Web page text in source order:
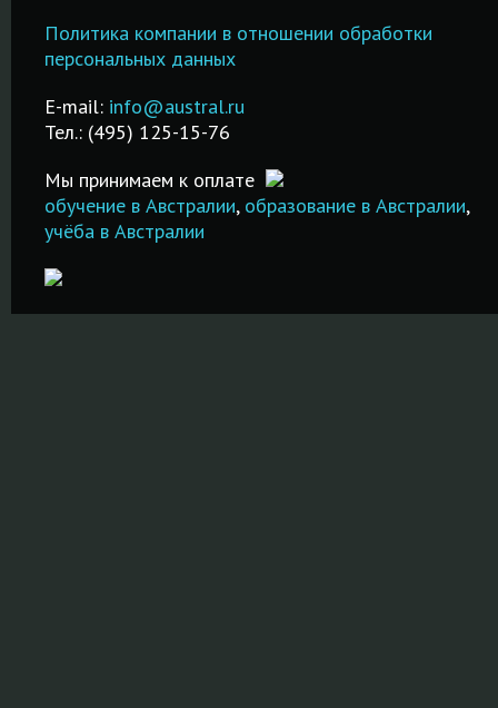
менеджменту за
рубежом в
специализированных
школах и вузах!
ПОДРОБНЕЕ
Удобный
поисковик
русском языке!
Бесплатная
подаче
документов!
месяцев!
Политика компании в отношении обработки
персональных данных
E-mail: info@austral.ru
Тел.: (495) 125-15-76
Мы принимаем к оплате
обучение в Австралии, образование в Австралии,
учёба в Австралии